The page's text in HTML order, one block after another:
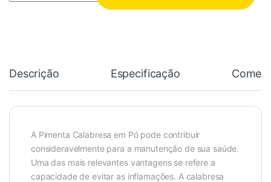
Descrição Especificação
A Pimenta Calabresa em Pó pode contribuir
consideravelmente para a manutenção de sua saúde.
Uma das mais relevantes vantagens se refere a
capacidade de evitar as inflamações. A calabresa